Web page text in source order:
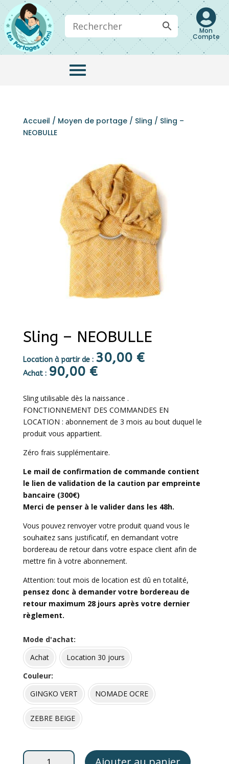

Mon
Compte
Accueil / Moyen de portage/ Sling / Sling –
NEOBULLE
Sling – NEOBULLE
Location à partir de : 30,00 €
Achat : 90,00 €
Sling utilisable dès la naissance .
FONCTIONNEMENT DES COMMANDES EN
LOCATION : abonnement de 3 mois au bout duquel le
produit vous appartient.
Zéro frais supplémentaire.
Le mail de confirmation de commande contient
le lien de validation de la caution par empreinte
bancaire (300€)
Merci de penser à le valider dans les 48h.
Vous pouvez renvoyer votre produit quand vous le
souhaitez sans justificatif, en demandant votre
bordereau de retour dans votre espace client afin de
mettre fin à votre abonnement.
Attention: tout mois de location est dû en totalité,
pensez donc à demander votre bordereau de
retour maximum 28 jours après votre dernier
règlement.
Mode d'achat
Achat
Location 30 jours
Couleur
GINGKO VERT
NOMADE OCRE
ZEBRE BEIGE
quantité